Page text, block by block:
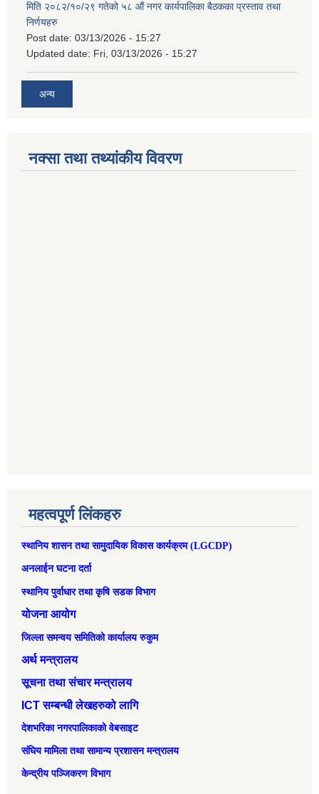
मिति २०८२/१०/२९ गतेको ५८ औं नगर कार्यपालिका बैठकका प्रस्ताव तथा
निर्णयहरु
Post date: 03/13/2026 - 15:27
Updated date: Fri, 03/13/2026 - 15:27
अन्य
नक्सा तथा तथ्यांकीय विवरण
महत्वपूर्ण लिंकहरु
स्थानिय शासन तथा सामुदायिक विकास कार्यक्रम (LGCDP)
अनलाईन घटना दर्ता
स्थानिय पुर्वाधार तथा कृषि सडक विभाग
योजना आयोग
जिल्ला समन्वय समितिको कार्यालय रुकुम
अर्थ मन्त्रालय
सूचना तथा संचार मन्त्रालय
ICT सम्बन्धी लेखहरुको लागि
देशभरिका नगरपालिकाको वेबसाइट
संघिय मामिला तथा सामान्‍य प्रशासन मन्त्रालय
केन्द्रीय पञ्जिकरण विभाग